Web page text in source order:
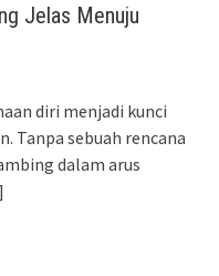
Jelas Menuju
diri menjadi kunci
Tanpa sebuah rencana
dalam arus